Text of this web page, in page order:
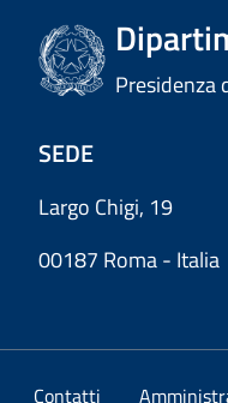
Presidenza
SEDE
Largo Chigi, 19
00187 Roma - Italia
Contatti